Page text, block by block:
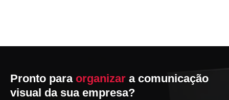
Pronto para organizar a comunicação
visual da sua empresa?